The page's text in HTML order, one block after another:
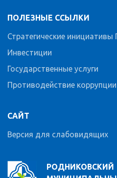
РОДНИКОВСКИЙ
ПОЛЕЗНЫЕ ССЫЛКИ
Стратегические
Инвестиции
Государственные услуги
Противодействие коррупции
САЙТ
Версия для слабовидящих